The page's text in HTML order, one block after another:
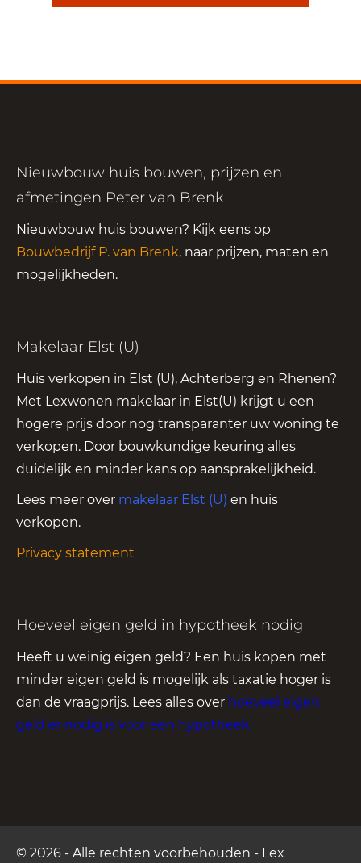
Nieuwbouw huis bouwen, prijzen en
afmetingen Peter van Brenk
Nieuwbouw huis bouwen? Kijk eens op
Bouwbedrijf P. van Brenk, naar prijzen, maten en
mogelijkheden.
Makelaar Elst (U)
Huis verkopen in Elst (U), Achterberg en Rhenen?
Met Lexwonen makelaar in Elst(U) krijgt u een
hogere prijs door nog transparanter uw woning te
verkopen. Door bouwkundige keuring alles
duidelijk en minder kans op aansprakelijkheid.
Lees meer over makelaar Elst (U) en huis
verkopen.
Privacy statement
Hoeveel eigen geld in hypotheek nodig
Heeft u weinig eigen geld? Een huis kopen met
minder eigen geld is mogelijk als taxatie hoger is
dan de vraagprijs. Lees alles over hoeveel eigen
geld er nodig is voor een hypotheek.
© 2026 - Alle rechten voorbehouden - Lex